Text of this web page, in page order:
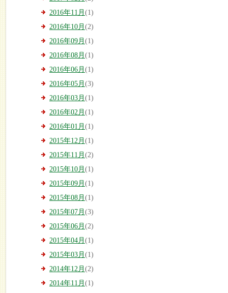
2016年11月 (1)
2016年10月 (2)
2016年09月 (1)
2016年08月 (1)
2016年06月 (1)
2016年05月 (3)
2016年03月 (1)
2016年02月 (1)
2016年01月 (1)
2015年12月 (1)
2015年11月 (2)
2015年10月 (1)
2015年09月 (1)
2015年08月 (1)
2015年07月 (3)
2015年06月 (2)
2015年04月 (1)
2015年03月 (1)
2014年12月 (2)
2014年11月 (1)